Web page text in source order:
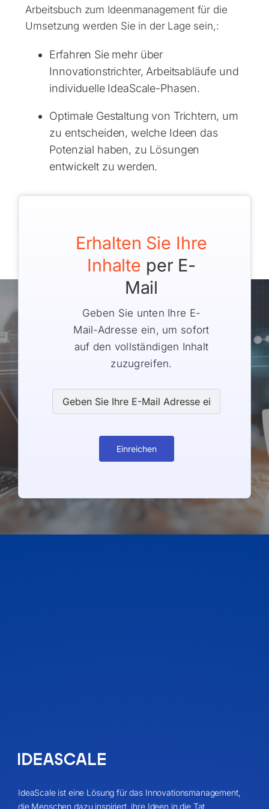
Arbeitsbuch zum Ideenmanagement für die
Umsetzung werden Sie in der Lage sein,:
Erfahren Sie mehr über
Innovationstrichter, Arbeitsabläufe und
individuelle IdeaScale-Phasen.
Optimale Gestaltung von Trichtern, um
zu entscheiden, welche Ideen das
Potenzial haben, zu Lösungen
entwickelt zu werden.
Erhalten Sie Ihre
Inhalte per E-
Mail
Geben Sie unten Ihre E-
Mail-Adresse ein, um sofort
auf den vollständigen Inhalt
zuzugreifen.
Einreichen
IdeaScale ist eine Lösung für das Innovationsmanagement,
die Menschen dazu inspiriert, ihre Ideen in die Tat